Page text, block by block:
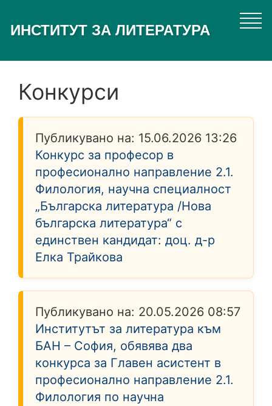
основното
ИНСТИТУТ ЗА ЛИТЕРАТУРА
Конкурси
Публикувано на: 15.06.2026 13:26
Конкурс за професор в
професионално направление 2.1.
Филология, научна специалност
„Българска литература /Нова
българска литература“ с
единствен кандидат: доц. д-р
Елка Трайкова
Публикувано на: 20.05.2026 08:57
Институтът за литература към
БАН – София, обявява два
конкурса за Главен асистент в
професионално направление 2.1.
Филология по научна